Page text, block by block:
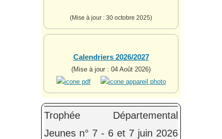
(Mise à jour : 30 octobre 2025)
Calendriers 2026/2027
(Mise à jour : 04 Août 2026)
Trophée Départemental
Jeunes n° 7 - 6 et 7 juin 2026